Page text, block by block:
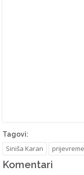
Tagovi:
Siniša Karan
Komentari